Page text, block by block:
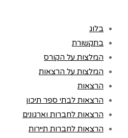
בלוג
בתקשורת
המלצות על הקורס
המלצות על הרצאות
הרצאות
הרצאות לבתי ספר תיכון
הרצאות לחברות וארגונים
הרצאות לחברות תיירות